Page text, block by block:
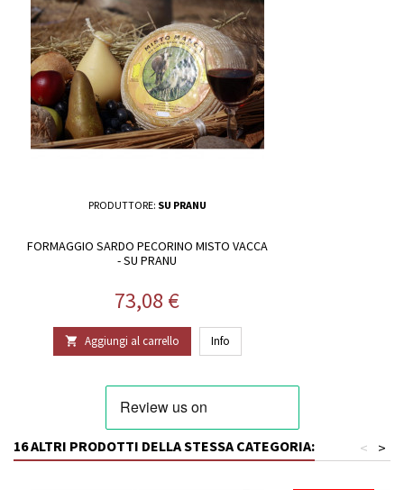
PRODUTTORE: SU PRANU
FORMAGGIO SARDO PECORINO MISTO VACCA
- SU PRANU
Prezzo
73,08 €
 Aggiungi al carrello Info
16 ALTRI PRODOTTI DELLA STESSA CATEGORIA: >
<